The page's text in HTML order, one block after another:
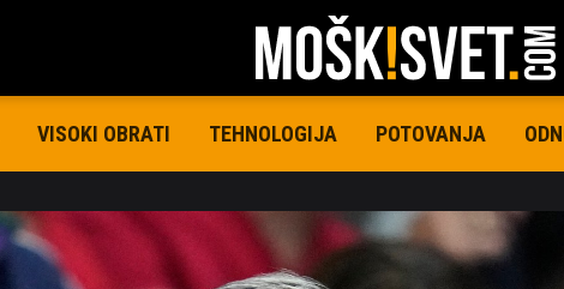
VISOKI OBRATI TEHNOLOGIJA POTOVANJA